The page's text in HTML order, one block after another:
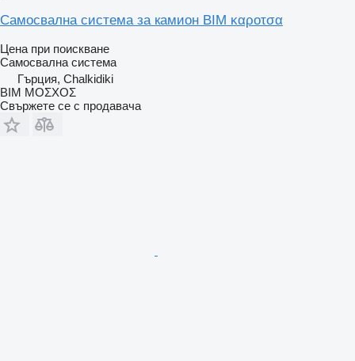
Самосвална система за камион ΒΙΜ καροτσα
Цена при поискване
Самосвална система
Гърция, Chalkidiki
ΒΙΜ ΜΟΣΧΟΣ
Свържете се с продавача